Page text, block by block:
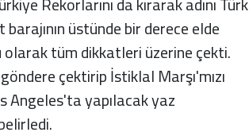
üstünde bir derece elde
tüm dikkatleri üzerine çekti.
çektirip İstiklal Marşı'mızı
Angeles'ta yapılacak yaz